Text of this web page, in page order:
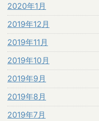
2020年1月
2019年12月
2019年11月
2019年10月
2019年9月
2019年8月
2019年7月